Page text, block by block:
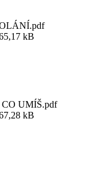
kB
CO UMÍŠ.pdf
kB